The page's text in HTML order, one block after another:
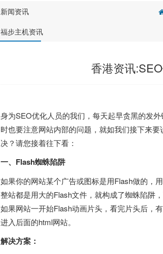
新闻资讯
福步主机资讯
香港资讯
身为SEO优化人员的我们，每天起早贪黑的发
时也要注意网站内部的问题，就如我们接下来
决？请您接着往下看：
一、Flash蜘蛛陷阱
如果你的网站某个广告或图标是用Flash做的，
整站都是用大的Flash文件，就构成了蜘蛛陷阱
如果网站一开始Flash动画片头，看完片头后，
进入后面的html网站。
解决方案：